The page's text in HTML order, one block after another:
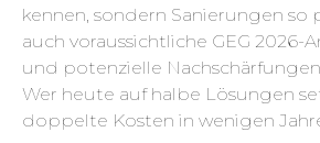
kennen, sondern Sanierungen so
auch voraussichtliche GEG 2026-
und potenzielle
Wer heute auf halbe Lösungen
doppelte Kosten in wenigen